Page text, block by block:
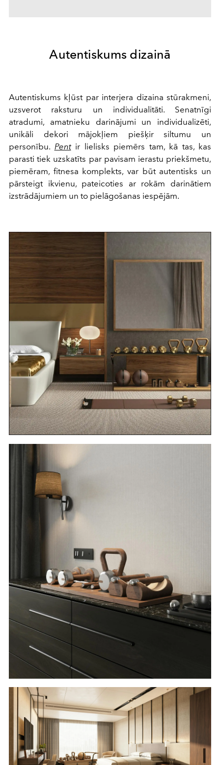
Autentiskums dizainā
Autentiskums kļūst par interjera dizaina stūrakmeni,
uzsverot raksturu un individualitāti. Senatnīgi
atradumi, amatnieku darinājumi un individualizēti,
unikāli dekori mājokļiem piešķir siltumu un
personību. Pentir lielisks piemērs tam, kā tas, kas
parasti tiek uzskatīts par pavisam ierastu priekšmetu,
piemēram, fitnesa komplekts, var būt autentisks un
pārsteigt ikvienu, pateicoties ar rokām darinātiem
izstrādājumiem un to pielāgošanas iespējām.